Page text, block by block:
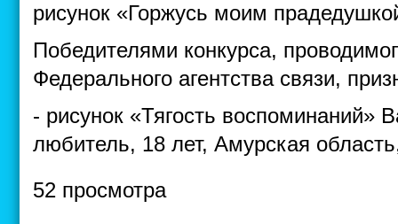
рисунок «Горжусь моим
Победителями конкурса,
Федерального агентства связи,
- рисунок «Тягость воспоминаний»
любитель, 18 лет, Амурская
52 просмотра